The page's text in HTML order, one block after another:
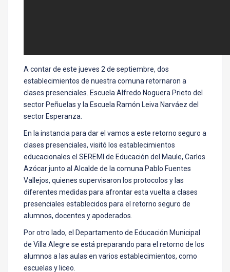
A contar de este jueves 2 de septiembre, dos
establecimientos de nuestra comuna retornaron a
clases presenciales. Escuela Alfredo Noguera Prieto del
sector Peñuelas y la Escuela Ramón Leiva Narváez del
sector Esperanza.
En la instancia para dar el vamos a este retorno seguro a
clases presenciales, visitó los establecimientos
educacionales el SEREMI de Educación del Maule, Carlos
Azócar junto al Alcalde de la comuna Pablo Fuentes
Vallejos, quienes supervisaron los protocolos y las
diferentes medidas para afrontar esta vuelta a clases
presenciales establecidos para el retorno seguro de
alumnos, docentes y apoderados.
Por otro lado, el Departamento de Educación Municipal
de Villa Alegre se está preparando para el retorno de los
alumnos a las aulas en varios establecimientos, como
escuelas y liceo.